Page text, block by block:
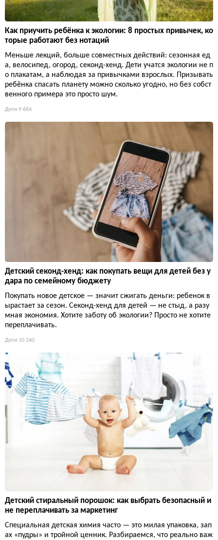
Как приучить ребёнка к экологии: 8 простых привычек, ко
торые работают без нотаций
Меньше лекций, больше совместных действий: сезонная ед
а, велосипед, огород, секонд-хенд. Дети учатся экологии не п
о плакатам, а наблюдая за привычками взрослых. Призывать
ребёнка спасать планету можно сколько угодно, но без собст
венного примера это просто шум.
Дети 9 664
Детский секонд-хенд: как покупать вещи для детей без у
дара по семейному бюджету
Покупать новое детское — значит сжигать деньги: ребенок в
ырастает за сезон. Секонд-хенд для детей — не стыд, а разу
мная экономия. Хотите заботу об экологии? Просто не хотите
переплачивать.
Дети 10 240
Детский стиральный порошок: как выбрать безопасный и
не переплачивать за маркетинг
Специальная детская химия часто — это милая упаковка, зап
ах «пудры» и тройной ценник. Разбираемся, что реально важ